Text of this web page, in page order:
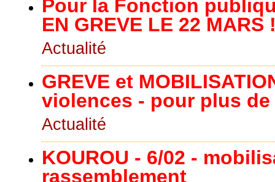
Pour la Fonction
EN GREVE LE 22 MARS
Actualité
GREVE et
violences - pour plus
Actualité
KOUROU - 6/02 -
rassemblement